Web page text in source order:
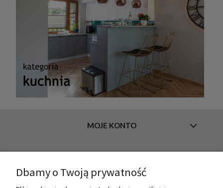
MOJE KONTO
Dbamy o Twoją prywatność